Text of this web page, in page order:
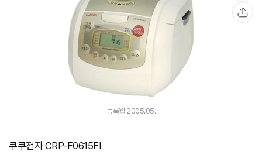
관
심
등록월 2005.05.
쿠쿠전자 CRP-F0615FI